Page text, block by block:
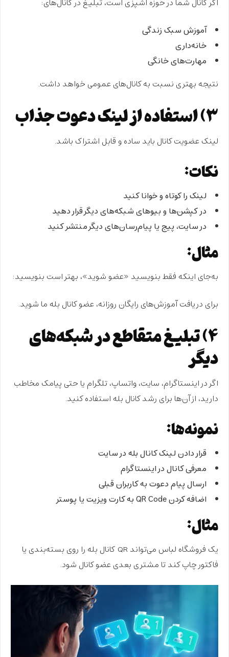
اگر کانال شما در حوزه آشپزی است، تبلیغ در کانال‌های:
آموزش سبک زندگی
خانه‌داری
مهارت‌های خانگی
نتیجه بهتری نسبت به کانال‌های عمومی خواهد داشت.
۳) استفاده از لینک دعوت جذاب
لینک عضویت کانال باید ساده و قابل اشتراک باشد.
نکات:
لینک را کوتاه و خوانا کنید
در کپشن‌ها و بیوهای شبکه‌های دیگر قرار دهید
در سایت، پیج یا پیام‌رسان‌های دیگر منتشر کنید
مثال:
به‌جای اینکه فقط بنویسید «عضو شوید»، بهتر است بنویسید:
برای دریافت آموزش‌های رایگان روزانه، عضو کانال بله ما شوید.
۴) تبلیغ متقاطع در شبکه‌های
دیگر
اگر در اینستاگرام، سایت، واتساپ، تلگرام یا حتی پیامک مخاطب
دارید، از آن‌ها برای رشد کانال بله استفاده کنید.
نمونه‌ها:
قرار دادن لینک کانال بله در سایت
معرفی کانال در اینستاگرام
ارسال پیام دعوت به کاربران قبلی
اضافه کردن QR Code به کارت ویزیت یا پوستر
مثال:
یک فروشگاه لباس می‌تواند QR کانال بله را روی بسته‌بندی یا
فاکتور چاپ کند تا مشتری بعدی عضو کانال شود.